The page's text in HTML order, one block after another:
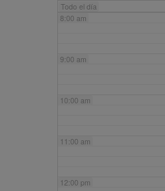
Todo el día
8:00 am
9:00 am
10:00 am
11:00 am
12:00 pm